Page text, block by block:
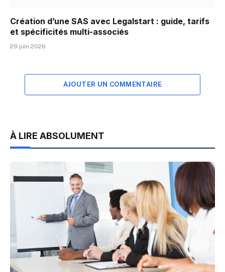
Création d’une SAS avec Legalstart : guide, tarifs
et spécificités multi-associés
29 juin 2026
AJOUTER UN COMMENTAIRE
À LIRE ABSOLUMENT